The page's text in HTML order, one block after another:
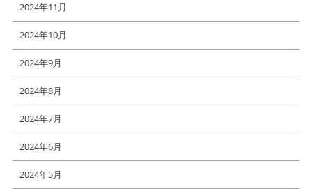
2024年11月
2024年10月
2024年9月
2024年8月
2024年7月
2024年6月
2024年5月